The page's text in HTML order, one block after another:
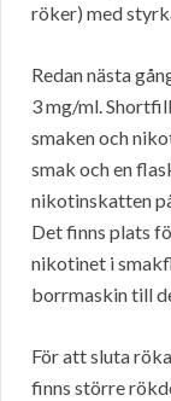
röker) med
Redan nästa
3 mg/ml.
smaken och
smak och en
nikotinskatten
Det finns plats
nikotinet i
borrmaskin till
För att sluta
finns större